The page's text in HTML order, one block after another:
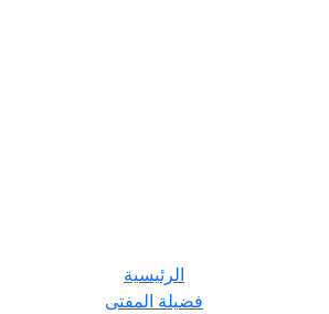
الرئيسية
فضيلة المفتى